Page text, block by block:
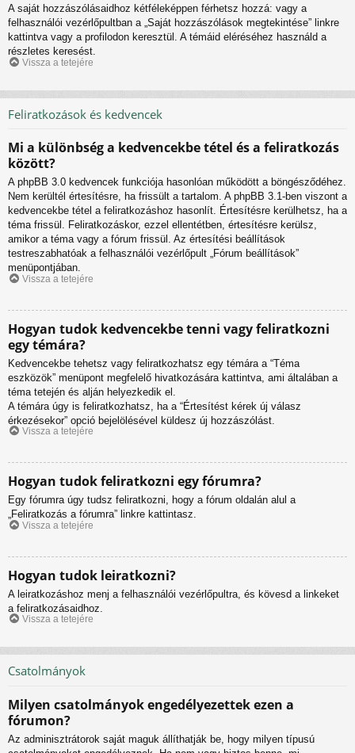
A saját hozzászólásaidhoz kétféleképpen férhetsz hozzá: vagy a
felhasználói vezérlőpultban a „Saját hozzászólások megtekintése” linkre
kattintva vagy a profilodon keresztül. A témáid eléréséhez használd a
részletes keresést.
Vissza a tetejére
Feliratkozások és kedvencek
Mi a különbség a kedvencekbe tétel és a feliratkozás
között?
A phpBB 3.0 kedvencek funkciója hasonlóan működött a böngésződéhez.
Nem kerültél értesítésre, ha frissült a tartalom. A phpBB 3.1-ben viszont a
kedvencekbe tétel a feliratkozáshoz hasonlít. Értesítésre kerülhetsz, ha a
téma frissül. Feliratkozáskor, ezzel ellentétben, értesítésre kerülsz,
amikor a téma vagy a fórum frissül. Az értesítési beállítások
testreszabhatóak a felhasználói vezérlőpult „Fórum beállítások”
menüpontjában.
Vissza a tetejére
Hogyan tudok kedvencekbe tenni vagy feliratkozni
egy témára?
Kedvencekbe tehetsz vagy feliratkozhatsz egy témára a “Téma
eszközök” menüpont megfelelő hivatkozására kattintva, ami általában a
téma tetején és alján helyezkedik el.
A témára úgy is feliratkozhatsz, ha a “Értesítést kérek új válasz
érkezésekor” opció bejelölésével küldesz új hozzászólást.
Vissza a tetejére
Hogyan tudok feliratkozni egy fórumra?
Egy fórumra úgy tudsz feliratkozni, hogy a fórum oldalán alul a
„Feliratkozás a fórumra” linkre kattintasz.
Vissza a tetejére
Hogyan tudok leiratkozni?
A leiratkozáshoz menj a felhasználói vezérlőpultra, és kövesd a linkeket
a feliratkozásaidhoz.
Vissza a tetejére
Csatolmányok
Milyen csatolmányok engedélyezettek ezen a
fórumon?
Az adminisztrátorok saját maguk állíthatják be, hogy milyen típusú